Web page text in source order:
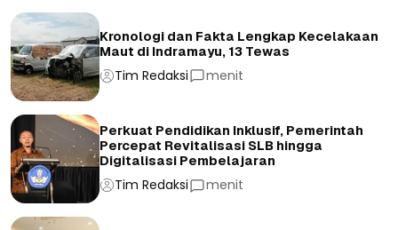
Kronologi dan Fakta Lengkap Kecelakaan
Maut di Indramayu, 13 Tewas
Tim Redaksi menit
Perkuat Pendidikan Inklusif, Pemerintah
Percepat Revitalisasi SLB hingga
Digitalisasi Pembelajaran
Tim Redaksi menit